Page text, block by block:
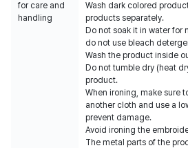
for care and
handling
Wash dark colored
products separately.
Do not soak it in water for
do not use bleach
Wash the product inside
Do not tumble dry (heat
product.
When ironing, make sure
another cloth and use a
prevent damage.
Avoid ironing the
The metal parts of the